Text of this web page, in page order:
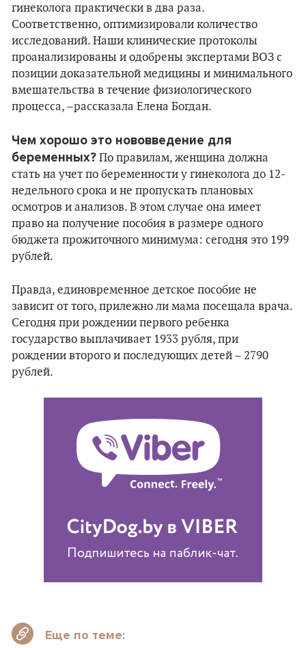
гинеколога практически в два раза.
Соответственно, оптимизировали количество
исследований. Наши клинические протоколы
проанализированы и одобрены экспертами ВОЗ с
позиции доказательной медицины и минимального
вмешательства в течение физиологического
процесса, –рассказала Елена Богдан.
Чем хорошо это нововведение для
беременных? По правилам, женщина должна
стать на учет по беременности у гинеколога до 12-
недельного срока и не пропускать плановых
осмотров и анализов. В этом случае она имеет
право на получение пособия в размере одного
бюджета прожиточного минимума: сегодня это 199
рублей.
Правда, единовременное детское пособие не
зависит от того, прилежно ли мама посещала врача.
Сегодня при рождении первого ребенка
государство выплачивает 1933 рубля, при
рождении второго и последующих детей – 2790
рублей.
Еще по теме: